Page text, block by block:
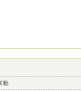
勤